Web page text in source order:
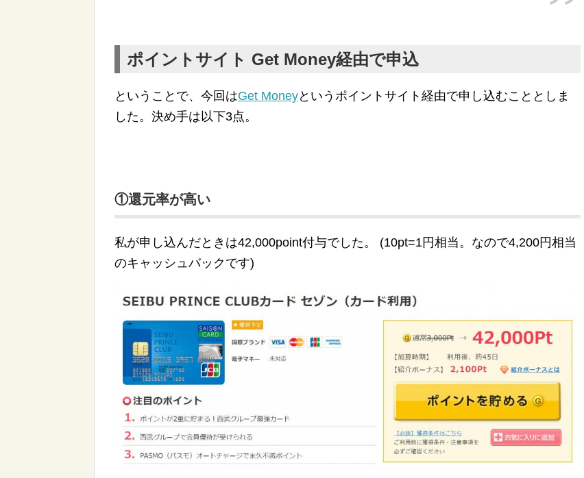
ポイントサイト Get Money経由で申込
ということで、今回はGet Moneyというポイントサイト経由で申し込むこととしま
した。決め手は以下3点。
①還元率が高い
私が申し込んだときは42,000point付与でした。 (10pt=1円相当。なので4,200円相当
のキャッシュバックです)